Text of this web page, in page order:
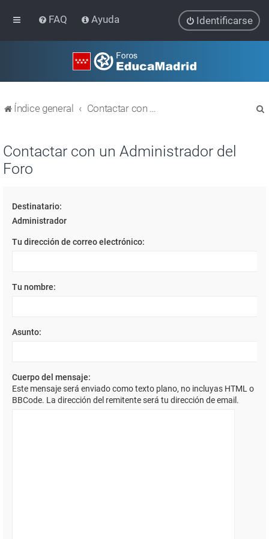
FAQ Ayuda Identificarse
Índice general Contactar con un Administrador del Foro
Contactar con un Administrador del
Foro
Destinatario:
Administrador
Tu dirección de correo electrónico:
Tu nombre:
Asunto:
Cuerpo del mensaje:
Este mensaje será enviado como texto plano, no incluyas HTML o
BBCode. La dirección del remitente será tu dirección de email.